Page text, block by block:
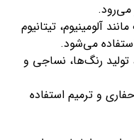
می‌رود.
آلومینیوم، تیتانیوم
می‌شود.
رنگ‌ها، نساجی و
و ترمیم استفاده